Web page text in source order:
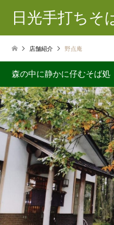
日光手打ちそ
店舗紹介 野点庵
森の中に静かに仔むそば